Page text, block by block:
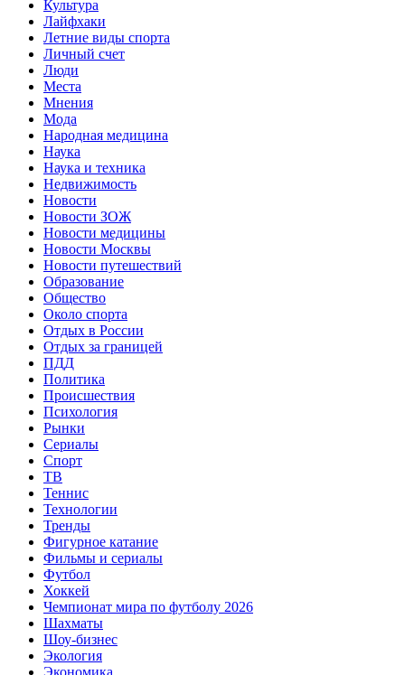
Культура
Лайфхаки
Летние виды спорта
Личный счет
Люди
Места
Мнения
Мода
Народная медицина
Наука
Наука и техника
Недвижимость
Новости
Новости ЗОЖ
Новости медицины
Новости Москвы
Новости путешествий
Образование
Общество
Около спорта
Отдых в России
Отдых за границей
ПДД
Политика
Происшествия
Психология
Рынки
Сериалы
Спорт
ТВ
Теннис
Технологии
Тренды
Фигурное катание
Фильмы и сериалы
Футбол
Хоккей
Чемпионат мира по футболу 2026
Шахматы
Шоу-бизнес
Экология
Экономика